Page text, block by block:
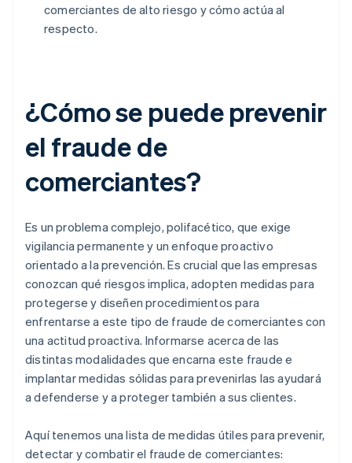
comerciantes de alto riesgo y cómo actúa al
respecto.
¿Cómo se puede prevenir
el fraude de
comerciantes?
Es un problema complejo, polifacético, que exige
vigilancia permanente y un enfoque proactivo
orientado a la prevención. Es crucial que las empresas
conozcan qué riesgos implica, adopten medidas para
protegerse y diseñen procedimientos para
enfrentarse a este tipo de fraude de comerciantes con
una actitud proactiva. Informarse acerca de las
distintas modalidades que encarna este fraude e
implantar medidas sólidas para prevenirlas las ayudará
a defenderse y a proteger también a sus clientes.
Aquí tenemos una lista de medidas útiles para prevenir,
detectar y combatir el fraude de comerciantes: